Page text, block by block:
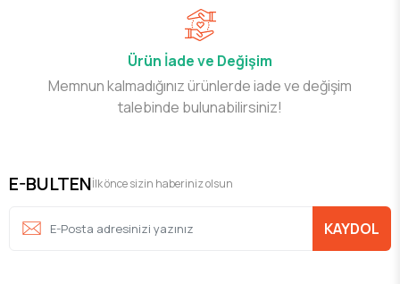
Ürün İade ve Değişim
Memnun kalmadığınız ürünlerde iade ve değişim
talebinde bulunabilirsiniz!
E-BULTENİlk önce sizin haberiniz olsun
KAYDOL